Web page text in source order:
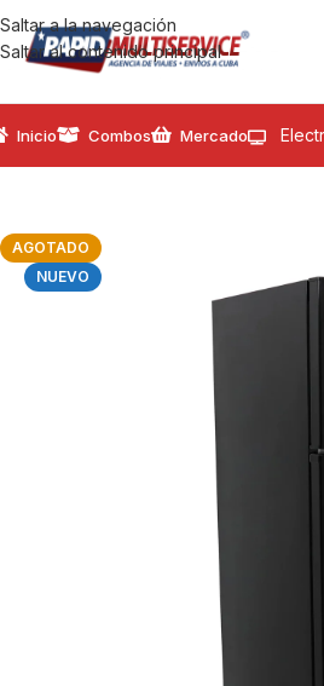
Saltar a la navegación
Saltar al contenido principal
Inicio Combos Mercado
AGOTADO
NUEVO